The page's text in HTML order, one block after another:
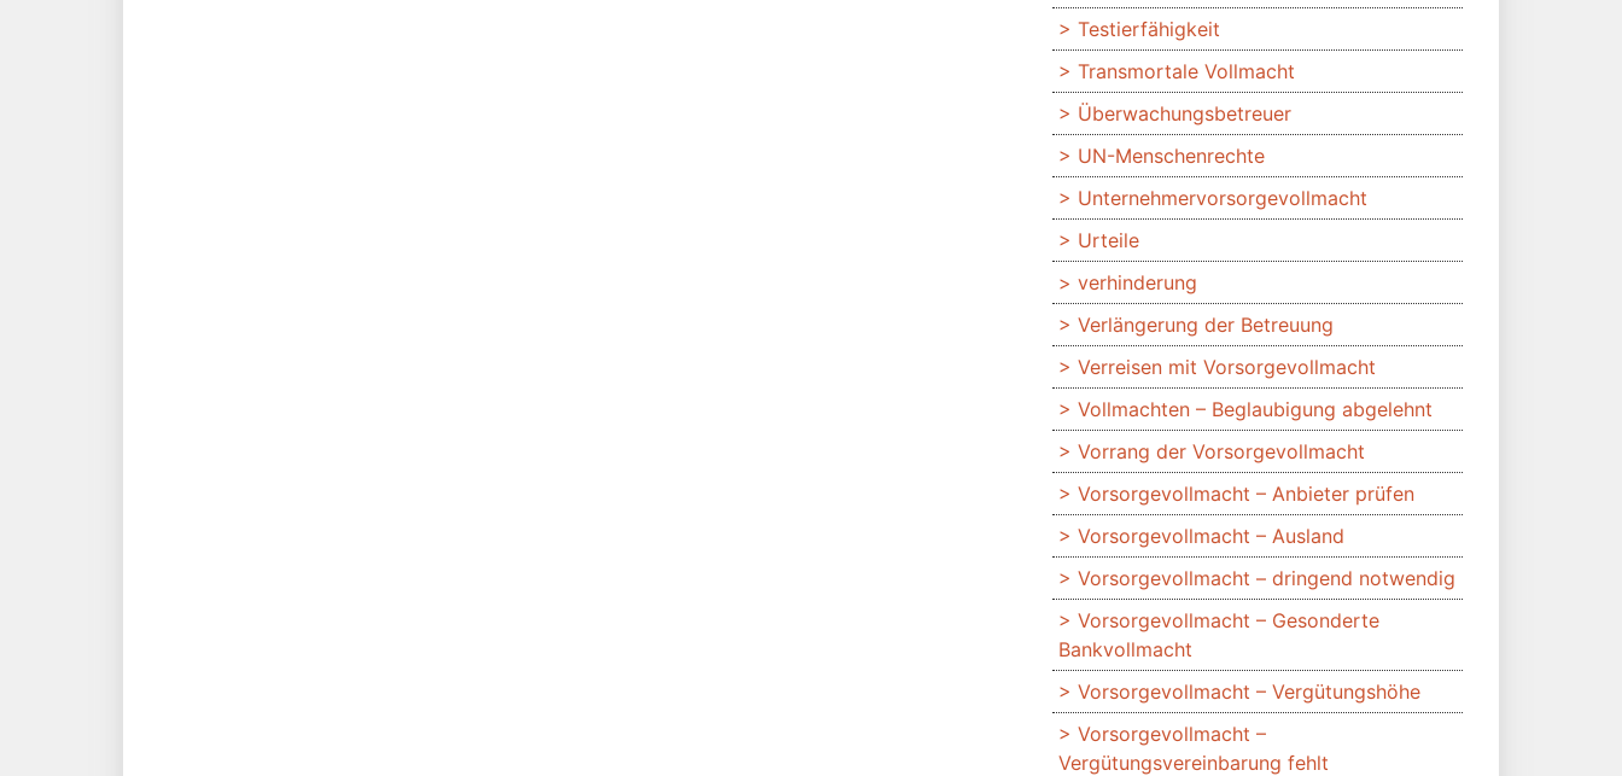
Testierfähigkeit
Transmortale Vollmacht
Überwachungsbetreuer
UN-Menschenrechte
Unternehmervorsorgevollmacht
Urteile
verhinderung
Verlängerung der Betreuung
Verreisen mit Vorsorgevollmacht
Vollmachten – Beglaubigung abgelehnt
Vorrang der Vorsorgevollmacht
Vorsorgevollmacht – Anbieter prüfen
Vorsorgevollmacht – Ausland
Vorsorgevollmacht – dringend notwendig
Vorsorgevollmacht – Gesonderte
Bankvollmacht
Vorsorgevollmacht – Vergütungshöhe
Vorsorgevollmacht –
Vergütungsvereinbarung fehlt